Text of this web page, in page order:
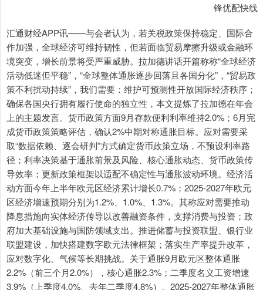
锋优配快线
汇通财经APP讯——与会者认为，若关税政策保持稳定、国际合
作加强，全球经济可维持韧性，但若面临贸易摩擦升级或金融环
境突变，增长前景将受严重威胁。拉加德讲话开篇称称“全球经济
活动低迷但平稳”，“全球整体通胀逐步回落且各国分化”，“贸易政
策不利扰动持续”，我们需要：维护可预测性开放国际经济秩序；
确保各国央行拥有履行使命的独立性，本文提炼了拉加德在年会
上的主题发言。货币政策方面9月存款便利利率维持2.0%；6月完
成货币政策策略评估，确认2%中期对称通胀目标。应对需要采
取“数据依赖、逐会研判”方式确定货币政策立场，不预设利率路
径；利率决策基于通胀前景及风险、核心通胀动态、货币政策传
导效率；更新政策框架以适配不确定性与通胀波动环境。经济活
动方面今年上半年欧元区经济累计增长0.7%；2025-2027年欧元
区经济增速预期分别为1.2%、1.0%、1.3%。其称应对需要推动
降息措施向实体经济传导以改善融资条件，支撑消费与投资；政
府加大基础设施与国防领域支出。推进储蓄与投资联盟、银行业
联盟建设，加快搭建数字欧元法律框架；落实生产率提升改革，
应对数字化、气候等长期挑战。关于通胀9月欧元区整体通胀
2.2%（前三个月2.0%），核心通胀2.3%；二季度名义工资增速
3.9%（上季度4.0%、去年二季度4.8%）。2025-2027年整体通胀